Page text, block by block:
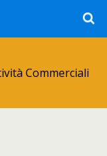
Commerciali